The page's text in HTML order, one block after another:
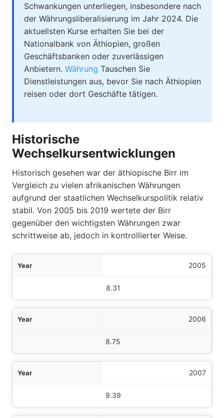
Schwankungen unterliegen, insbesondere nach
der Währungsliberalisierung im Jahr 2024. Die
aktuellsten Kurse erhalten Sie bei der
Nationalbank von Äthiopien, großen
Geschäftsbanken oder zuverlässigen
Anbietern. Währung Tauschen Sie
Dienstleistungen aus, bevor Sie nach Äthiopien
reisen oder dort Geschäfte tätigen.
Historische
Wechselkursentwicklungen
Historisch gesehen war der äthiopische Birr im
Vergleich zu vielen afrikanischen Währungen
aufgrund der staatlichen Wechselkurspolitik relativ
stabil. Von 2005 bis 2019 wertete der Birr
gegenüber den wichtigsten Währungen zwar
schrittweise ab, jedoch in kontrollierter Weise.
2005
8.31
2006
8.75
2007
9.39